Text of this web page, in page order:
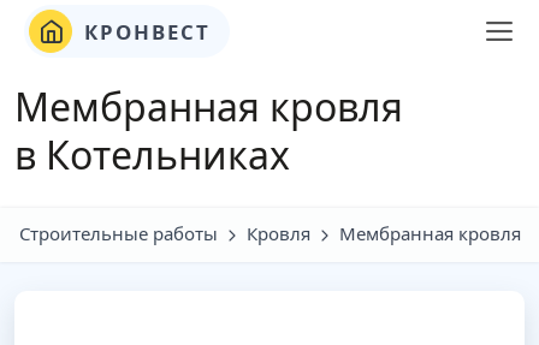
КРОНВЕСТ
Мембранная кровля
в Котельниках
Строительные работы Кровля Мембранная кровля